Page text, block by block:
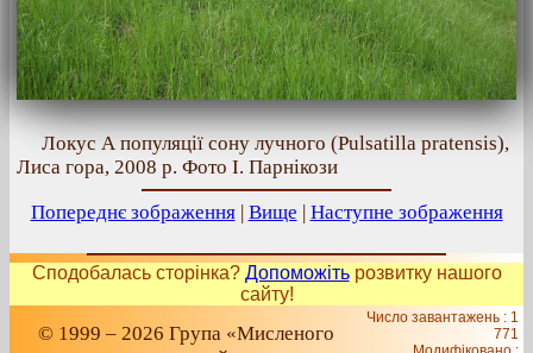
Локус А популяції сону лучного (Pulsatilla pratensis),
Лиса гора, 2008 р. Фото І. Парнікози
Попереднє зображення| Вище | Наступне зображення
Сподобалась сторінка? Допоможітьрозвитку нашого
сайту!
© 1999 – 2026 Група «Мисленого
Число завантажень : 1
771